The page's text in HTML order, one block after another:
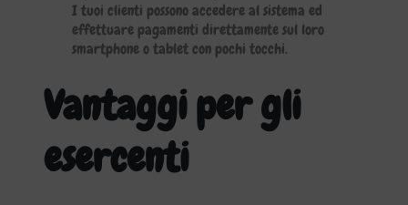
I tuoi clienti possono accedere al sistema ed
effettuare pagamenti direttamente sul loro
smartphone o tablet con pochi tocchi.
Vantaggi per gli
esercenti